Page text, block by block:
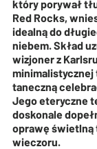
który porywał
Red Rocks,
idealną do
niebem. Skład
wizjoner z
minimalistycznej
taneczną
Jego eteryczne
doskonale
oprawę
wieczoru.